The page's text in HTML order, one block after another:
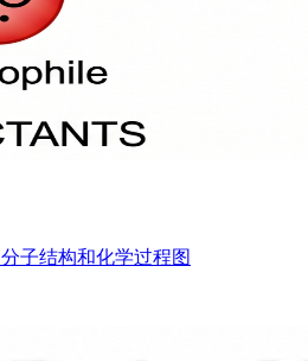
子结构和化学过程图